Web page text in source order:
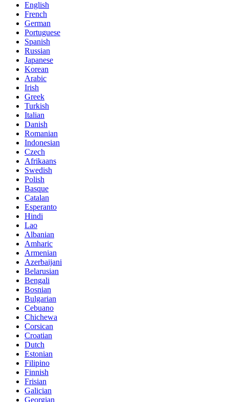
English
French
German
Portuguese
Spanish
Russian
Japanese
Korean
Arabic
Irish
Greek
Turkish
Italian
Danish
Romanian
Indonesian
Czech
Afrikaans
Swedish
Polish
Basque
Catalan
Esperanto
Hindi
Lao
Albanian
Amharic
Armenian
Azerbaijani
Belarusian
Bengali
Bosnian
Bulgarian
Cebuano
Chichewa
Corsican
Croatian
Dutch
Estonian
Filipino
Finnish
Frisian
Galician
Georgian